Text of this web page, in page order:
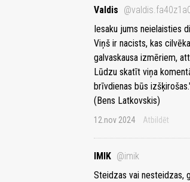
Valdis
Iesaku jums neielaisties
Viņš ir nacists, kas
galvaskausa izmēriem,
Lūdzu skatīt viņa
brīvdienas būs
(Bens Latkovskis)
12.nov 2024 Atbildēt
IMIK @imik
Steidzas vai nesteidzas,